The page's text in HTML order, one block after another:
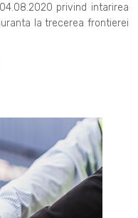
privind intarirea
la trecerea frontierei